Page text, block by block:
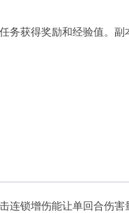
务获得奖励和经验值。副
连锁增伤能让单回合伤害